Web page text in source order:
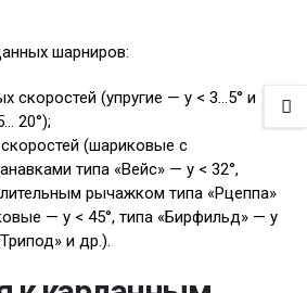
шарниров:
скоростей (упругие — у < 3…5° и
20°);
(шариковые с
типа «Вейс» — у < 32°,
рычажком типа «Рцеппа»
— у < 45°, типа «Бирфильд» — у
и др.).